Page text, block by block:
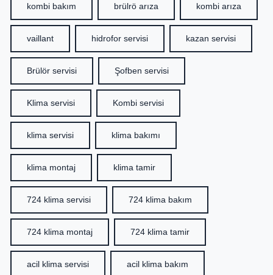
kombi bakım brülrö arıza kombi arıza
vaillant hidrofor servisi kazan servisi
Brülör servisi Şofben servisi
Klima servisi Kombi servisi
klima servisi klima bakımı
klima montaj klima tamir
724 klima servisi 724 klima bakım
724 klima montaj 724 klima tamir
acil klima servisi acil klima bakım